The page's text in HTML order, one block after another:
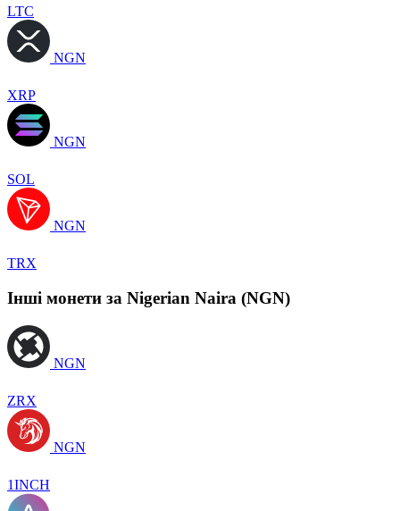
LTC
NGN
XRP
NGN
SOL
NGN
TRX
Інші монети за Nigerian Naira (NGN)
NGN
ZRX
NGN
1INCH